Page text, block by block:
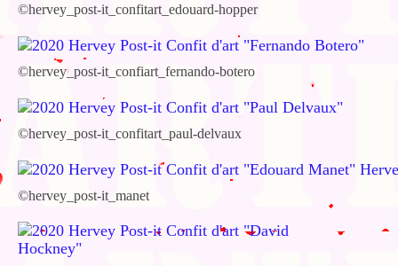
©hervey_post-it_confitart_edouard-hopper
©hervey_post-it_confiart_fernando-botero
©hervey_post-it_confitart_paul-delvaux
©hervey_post-it_manet